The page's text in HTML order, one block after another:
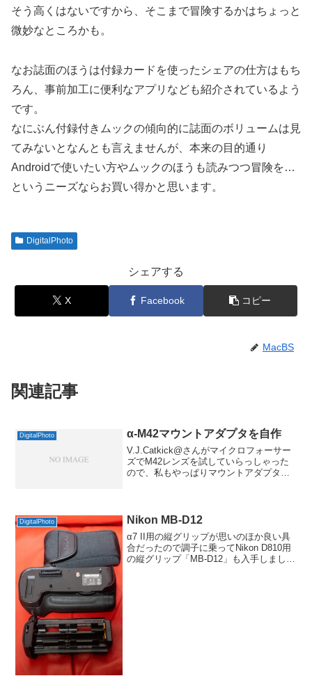
そう高くはないですから、そこまで冒険するかはちょっと
微妙なところかも。
なお誌面のほうは付録カードを使ったシェアの仕方はもち
ろん、事前加工に便利なアプリなども紹介されているよう
です。
なにぶん付録付きムックの傾向的に誌面のボリュームは見
てみないとなんとも言えませんが、本来の目的通り
Androidで使いたい方やムックのほうも読みつつ冒険を…
というニーズならお買い得かと思います。
DigitalPhoto
シェアする
X Facebook コピー
MacBS
関連記事
DigitalPhoto α-M42マウントアダプタを自作
V.J.Catkick@さんがマイクロフォーサー
ズでM42レンズを試していらっしゃった
ので、私もやっぱりマウントアダプタを
で自作...
DigitalPhoto Nikon MB-D12
α7 II用の縦グリップが思いのほか良い具
合だったので調子に乗ってNikon D810用
の縦グリップ「MB-D12」も入手しまし